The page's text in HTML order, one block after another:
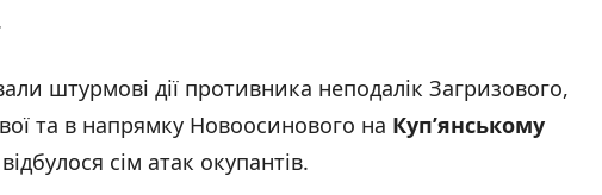
штурмові дії противника неподалік Загризового,
та в напрямку Новоосинового на Куп’янському
сім атак окупантів.